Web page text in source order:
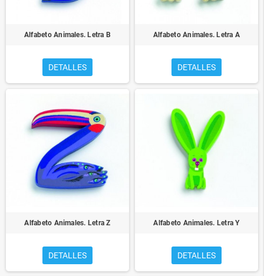
Alfabeto Animales. Letra B
DETALLES
Alfabeto Animales. Letra A
DETALLES
Alfabeto Animales. Letra Z
DETALLES
Alfabeto Animales. Letra Y
DETALLES